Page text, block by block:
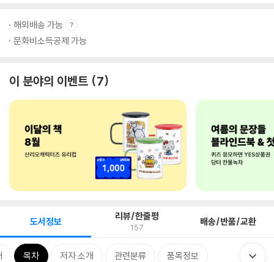
해외배송 가능
문화비소득공제 가능
이 분야의 이벤트 7
도서정보 리뷰/한줄평
157 배송/반품/교환
목차 저자 소개 관련분류 품목정보